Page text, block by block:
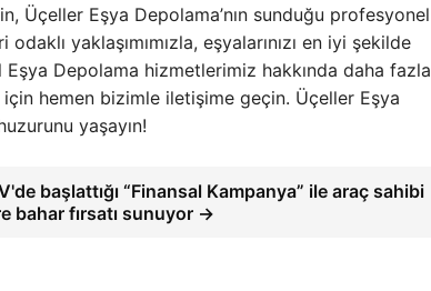
Üçeller Eşya Depolama’nın sunduğu profesyonel
yaklaşımımızla, eşyalarınızı en iyi şekilde
Depolama hizmetlerimiz hakkında daha fazla
hemen bizimle iletişime geçin. Üçeller Eşya
yaşayın!
başlattığı “Finansal Kampanya” ile araç sahibi
bahar fırsatı sunuyor →